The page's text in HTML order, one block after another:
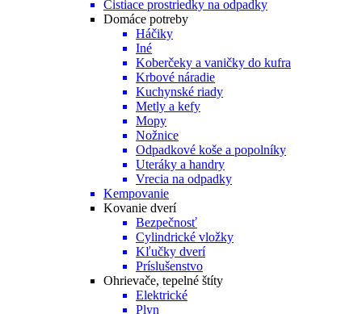
Čistiace prostriedky na odpadky
Domáce potreby
Háčiky
Iné
Koberčeky a vaničky do kufra
Krbové náradie
Kuchynské riady
Metly a kefy
Mopy
Nožnice
Odpadkové koše a popolníky
Uteráky a handry
Vrecia na odpadky
Kempovanie
Kovanie dverí
Bezpečnosť
Cylindrické vložky
Kľučky dverí
Príslušenstvo
Ohrievače, tepelné štíty
Elektrické
Plyn